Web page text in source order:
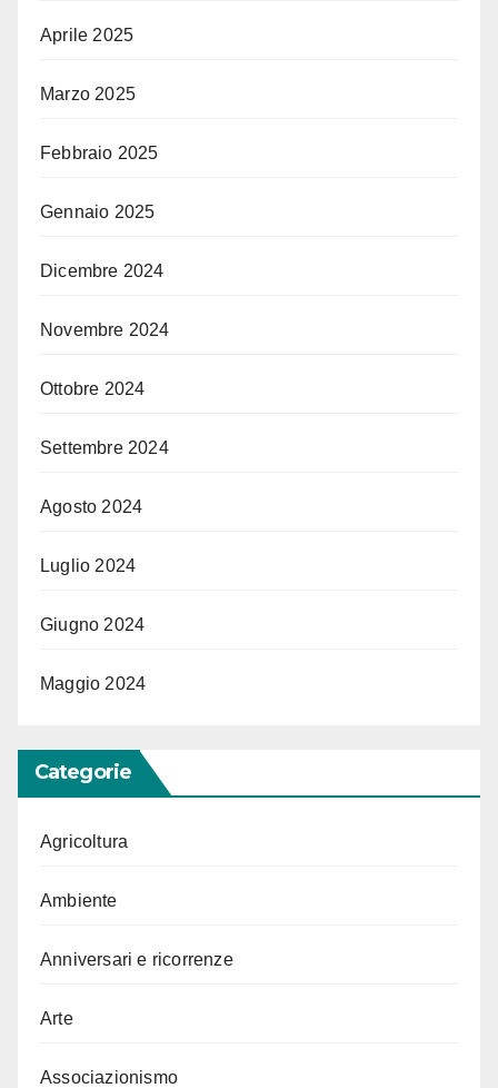
Aprile 2025
Marzo 2025
Febbraio 2025
Gennaio 2025
Dicembre 2024
Novembre 2024
Ottobre 2024
Settembre 2024
Agosto 2024
Luglio 2024
Giugno 2024
Maggio 2024
Categorie
Agricoltura
Ambiente
Anniversari e ricorrenze
Arte
Associazionismo